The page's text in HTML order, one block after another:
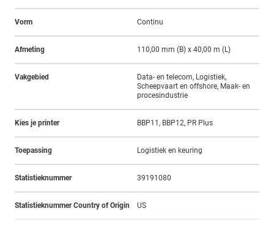
Vorm Continu
Afmeting 110,00 mm (B) x 40,00 m (L)
Vakgebied
Data- en telecom, Logistiek,
Scheepvaart en offshore, Maak- en
procesindustrie
Kies je printer BBP11, BBP12, PR Plus
Toepassing Logistiek en keuring
Statistieknummer 39191080
Statistieknummer Country of Origin US